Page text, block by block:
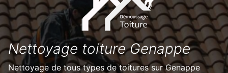
Nettoyage toiture Genappe
Nettoyage de tous types de toitures sur Genappe